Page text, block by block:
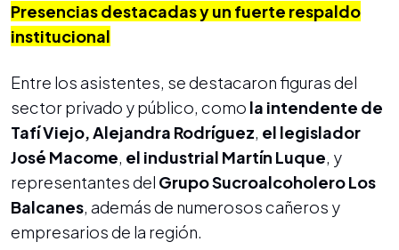
Presencias destacadas y un fuerte respaldo
institucional
Entre los asistentes, se destacaron figuras del
sector privado y público, como la intendente de
Tafí Viejo, Alejandra Rodríguez, el legislador
José Macome, el industrial Martín Luque, y
representantes del Grupo Sucroalcoholero Los
Balcanes, además de numerosos cañeros y
empresarios de la región.